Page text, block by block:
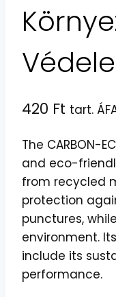
420 Ft tart.
The CARBON-
and eco-
from recycled
protection
punctures,
environment.
include its
performance.